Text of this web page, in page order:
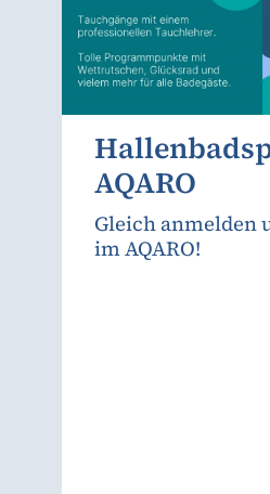
AQARO
Gleich anmelden
im AQARO!